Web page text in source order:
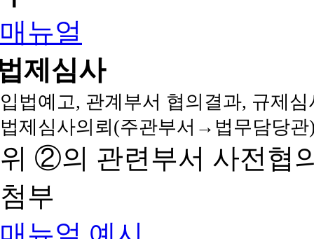
매뉴얼
제심사
입법예고, 관계부서 협의결과, 규제
법제심사의뢰(주관부서→법무담당
위 ②의 관련부서 사전협
첨부